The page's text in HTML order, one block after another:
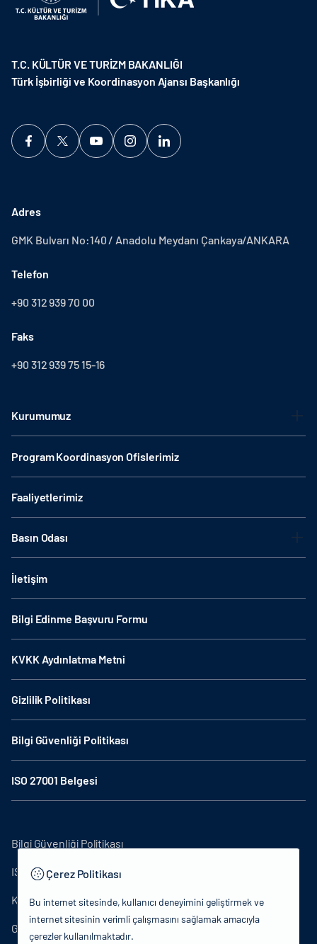
T.C. KÜLTÜR VE TURİZM BAKANLIĞI
Türk İşbirliği ve Koordinasyon Ajansı Başkanlığı
Adres
GMK Bulvarı No:140 / Anadolu Meydanı Çankaya/ANKARA
Telefon
+90 312 939 70 00
Faks
+90 312 939 75 15-16
Kurumumuz
Program Koordinasyon Ofislerimiz
Faaliyetlerimiz
Basın Odası
İletişim
Bilgi Edinme Başvuru Formu
KVKK Aydınlatma Metni
Gizlilik Politikası
Bilgi Güvenliği Politikası
ISO 27001 Belgesi
Bilgi Güvenliği Politikası
ISO27001
KVKK Aydınlatma Metni
Gizlilik Politikası
Çerez Politikası
Bu internet sitesinde, kullanıcı deneyimini geliştirmek ve
internet sitesinin verimli çalışmasını sağlamak amacıyla
çerezler kullanılmaktadır.